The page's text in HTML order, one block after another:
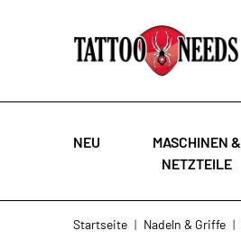
NEU
MASCHINEN &
NETZTEILE
Startseite | Nadeln & Griffe |